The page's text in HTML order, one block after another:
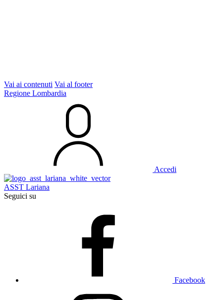
Vai ai contenuti Vai al footer
Regione Lombardia
Accedi
ASST Lariana
Seguici su
Facebook